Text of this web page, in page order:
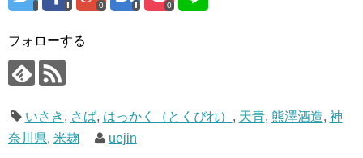
0 0
フォローする
いさき , さば, はっかく（とくびれ） , 天青, 熊澤酒造, 神
奈川県, 米麹 uejin